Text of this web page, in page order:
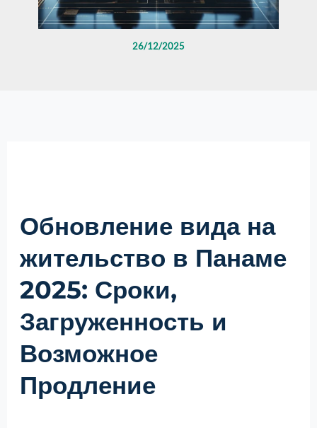
26/12/2025
Обновление вида на
жительство в Панаме
2025: Сроки,
Загруженность и
Возможное
Продление